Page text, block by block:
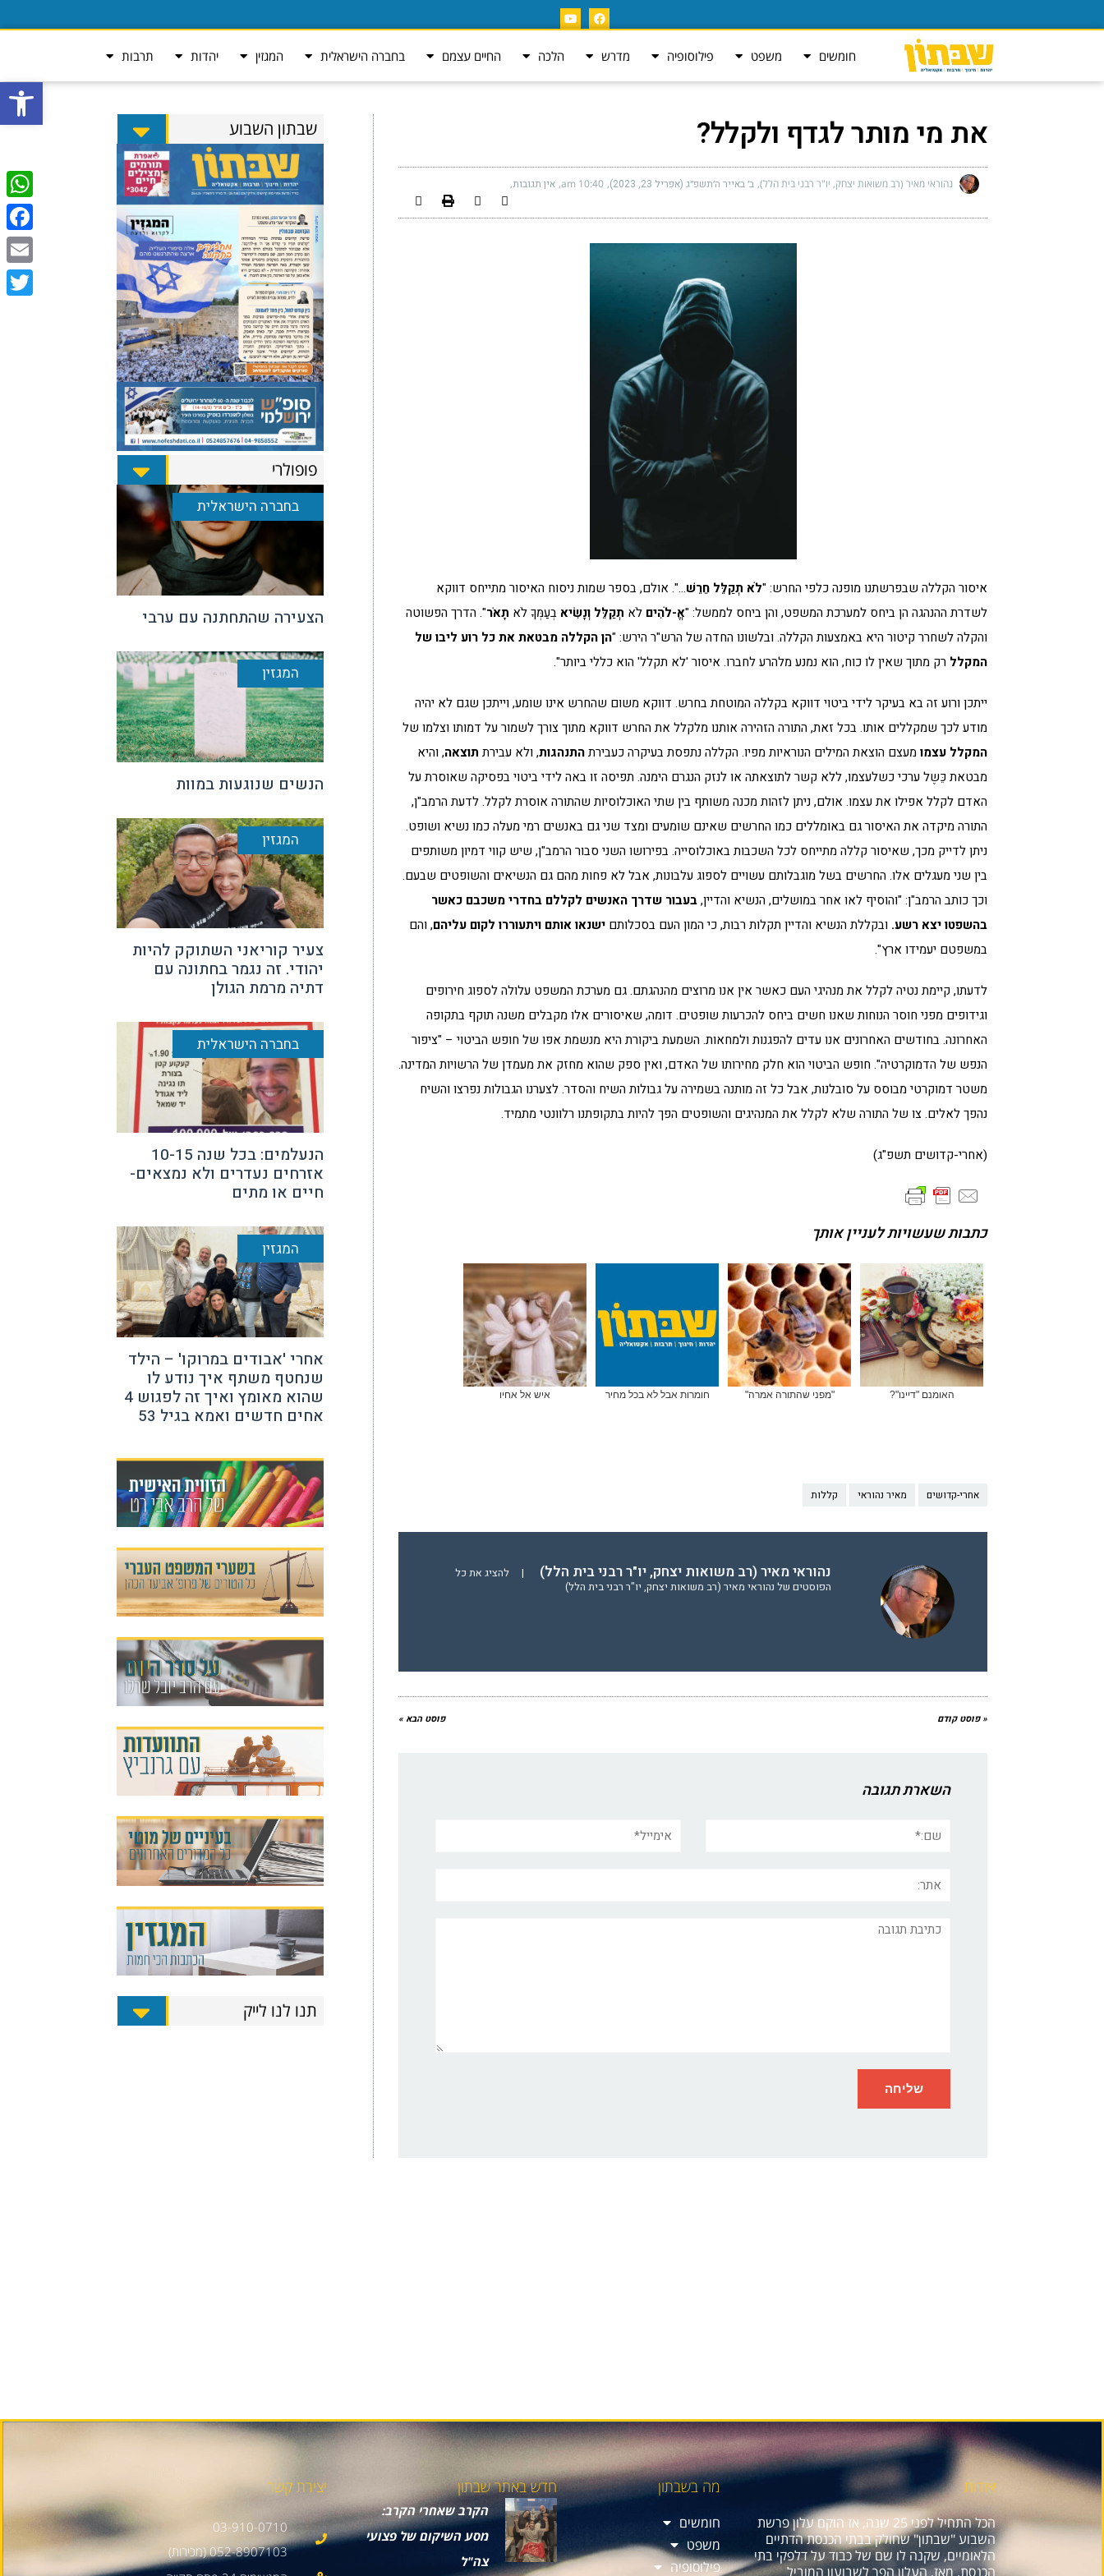
פתח
חומשים משפט פילוסופיה מדרש הלכה החיים עצמם בחברה הישראלית המגזין יהדות תרבות
את מי מותר לגדף ולקלל?
נהוראי מאיר (רב משואות יצחק, יו"ר רבני בית הלל) ב׳ באייר ה׳תשפ״ג (אפריל 23, 2023) 10:40 am אין תגובות
איסור הקללה שבפרשתנו מופנה כלפי החרש: "לֹא תְקַלֵּל חֵרֵשׁ…". אולם, בספר שמות ניסוח האיסור מתייחס דווקא
לשדרת ההנהגה הן ביחס למערכת המשפט, והן ביחס לממשל: "אֱ-לֹהִים לֹא תְקַלֵּל וְנָשִׂיא בְעַמְּךָ לֹא תָאֹר". הדרך הפשוטה
והקלה לשחרר קיטור היא באמצעות הקללה. ובלשונו החדה של הרש"ר הירש: "הן הקללה מבטאת את כל רוע ליבו של
המקלל רק מתוך שאין לו כוח, הוא נמנע מלהרע לחברו. איסור 'לא תקלל' הוא כללי ביותר".
ייתכן ורוע זה בא בעיקר לידי ביטוי דווקא בקללה המוטחת בחרש. דווקא משום שהחרש אינו שומע, וייתכן שגם לא יהיה
מודע לכך שמקללים אותו. בכל זאת, התורה הזהירה אותנו מלקלל את החרש דווקא מתוך צורך לשמור על דמותו וצלמו של
המקלל עצמומעצם הוצאת המילים הנוראיות מפיו. הקללה נתפסת בעיקרה כעבירתהתנהגות, ולא עבירת תוצאה, והיא
מבטאת כֵּשֶל ערכי כשלעצמו, ללא קשר לתוצאתה או לנזק הנגרם הימנה. תפיסה זו באה לידי ביטוי בפסיקה שאוסרת על
האדם לקלל אפילו את עצמו. אולם, ניתן לזהות מכנה משותף בין שתי האוכלוסיות שהתורה אוסרת לקלל. לדעת הרמב"ן,
התורה מיקדה את האיסור גם באומללים כמו החרשים שאינם שומעים ומצד שני גם באנשים רמי מעלה כמו נשיא ושופט.
ניתן לדייק מכך, שאיסור קללה מתייחס לכל השכבות באוכלוסייה. בפירושו השני סבור הרמב"ן, שיש קווי דמיון משותפים
בין שני מעגלים אלו. החרשים בשל מוגבלותם עשויים לספוג עלבונות, אבל לא פחות מהם גם הנשיאים והשופטים שבעם.
וכך כותב הרמב"ן: "והוסיף לאו אחר במושלים, הנשיא והדיין,בעבור שדרך האנשים לקללם בחדרי משכבם כאשר
בהשפטו יצא רשע. ובקללת הנשיא והדיין תקלות רבות, כי המון העם בסכלותם ישנאו אותם ויתעוררו לקום עליהם, והם
במשפטם יעמידו ארץ".
לדעתו, קיימת נטיה לקלל את מנהיגי העם כאשר אין אנו מרוצים מהנהגתם. גם מערכת המשפט עלולה לספוג חירופים
וגידופים מפני חוסר הנוחות שאנו חשים ביחס להכרעות שופטים. דומה, שאיסורים אלו מקבלים משנה תוקף בתקופה
האחרונה. בחודשים האחרונים אנו עדים להפגנות ולמחאות. השמעת ביקורת היא מנשמת אפו של חופש הביטוי – "ציפור
הנפש של הדמוקרטיה". חופש הביטוי הוא חלק מחירותו של האדם, ואין ספק שהוא מחזק את מעמדן של הרשויות המדינה.
משטר דמוקרטי מבוסס על סובלנות, אבל כל זה מותנה בשמירה על גבולות השיח והסדר. לצערנו הגבולות נפרצו והשיח
נהפך לאלים. צו של התורה שלא לקלל את המנהיגים והשופטים הפך להיות בתקופתנו רלוונטי מתמיד.
(אחרי-קדושים תשפ"ג)
כתבות שעשויות לעניין אותך
האומנם "דיינו"? "מפני שהתורה אמרה" חומרות אבל לא בכל מחיר איש אל אחיו
אחרי-קדושים מאיר נהוראי קללות
נהוראי מאיר (רב משואות יצחק, יו"ר רבני בית הלל) |
להציג את כל
הפוסטים של נהוראי מאיר (רב משואות יצחק, יו"ר רבני בית הלל)
« פוסט קודם פוסט הבא »
השארת תגובה
תגובה
שבתון השבוע
פופולרי
בחברה הישראלית
הצעירה שהתחתנה עם ערבי
המגזין
הנשים שנוגעות במוות
המגזין
צעיר קוריאני השתוקק להיות
יהודי. זה נגמר בחתונה עם
דתיה מרמת הגולן
בחברה הישראלית
הנעלמים: בכל שנה 10-15
אזרחים נעדרים ולא נמצאים-
חיים או מתים
המגזין
אחרי 'אבודים במרוקו' – הילד
שנחטף משתף איך נודע לו
שהוא מאומץ ואיך זה לפגוש 4
אחים חדשים ואמא בגיל 53
תנו לנו לייק
אודות
הכל התחיל לפני 25 שנה, אז הוקם עלון פרשת
השבוע "שבתון" שחולק בבתי הכנסת הדתיים
הלאומיים, שקנה לו שם של כבוד על דלפקי בתי
הכנסת. מאז, העלון הפך לשבועון המוביל
מה בשבתון
חומשים
משפט
פילוסופיה
חדש באתר שבתון
הקרב שאחרי הקרב:
מסע השיקום של פצועי
צה"ל
יצירת קשר
03-910-0710
052-8907103 (מכירות)
Email